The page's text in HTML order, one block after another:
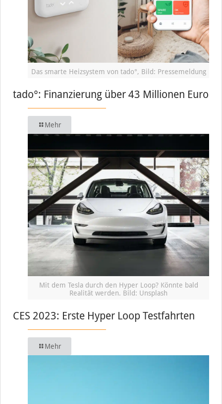
Das smarte Heizsystem von tado°, Bild: Pressemeldung
tado°: Finanzierung über 43 Millionen Euro
Mehr
Mit dem Tesla durch den Hyper Loop? Könnte bald
Realität werden. Bild: Unsplash
CES 2023: Erste Hyper Loop Testfahrten
Mehr